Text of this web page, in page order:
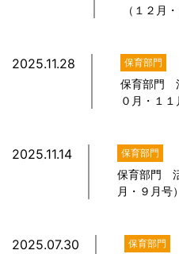
（１２月
2025.11.28 保育部門
保育部門
０月・１
2025.11.14 保育部門
保育部門
月・９月号
2025.07.30 保育部門